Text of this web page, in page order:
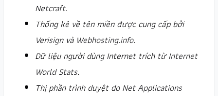
Netcraft.
Thống kê về tên miền được cung cấp bởi
Verisignvà Webhosting.info.
Dữ liệu người dùng Internet trích từInternet
World Stats.
Thị phần trình duyệt doNet Applications